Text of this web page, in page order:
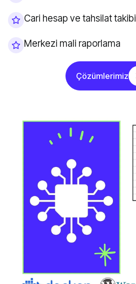
Cari hesap ve tahsilat takibi
Merkezi mali raporlama
Çözümlerimiz